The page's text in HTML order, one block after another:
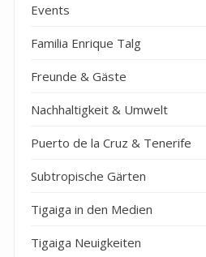
Events
Familia Enrique Talg
Freunde & Gäste
Nachhaltigkeit & Umwelt
Puerto de la Cruz & Tenerife
Subtropische Gärten
Tigaiga in den Medien
Tigaiga Neuigkeiten